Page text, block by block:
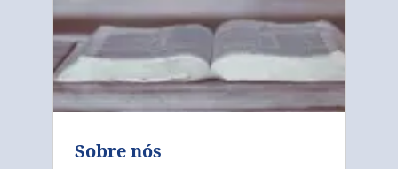
Sobre nós